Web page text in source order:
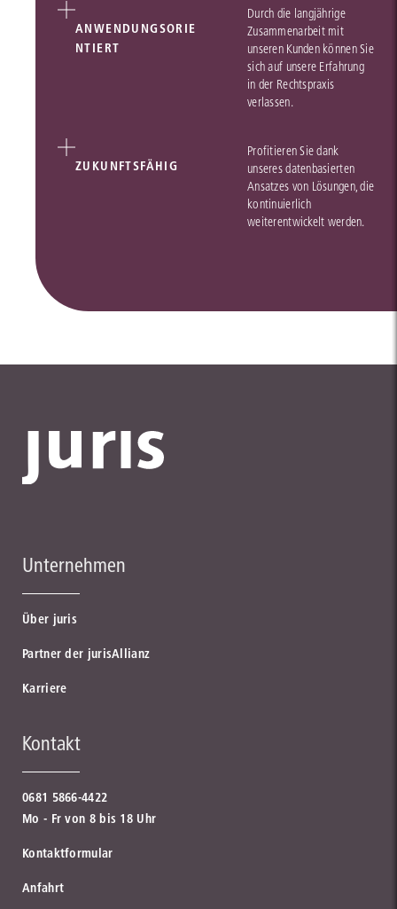
ANWENDUNGSORIE
NTIERT
Durch die langjährige
Zusammenarbeit mit
unseren Kunden können Sie
sich auf unsere Erfahrung
in der Rechtspraxis
verlassen.
ZUKUNFTSFÄHIG
Profitieren Sie dank
unseres datenbasierten
Ansatzes von Lösungen, die
kontinuierlich
weiterentwickelt werden.
Unternehmen
Über juris
Partner der jurisAllianz
Karriere
Kontakt
0681 5866-4422
Mo - Fr von 8 bis 18 Uhr
Kontaktformular
Anfahrt